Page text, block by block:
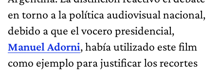
en torno a la política audiovisual nacional,
debido a que el vocero presidencial,
Manuel Adorni, había utilizado este film
como ejemplo para justificar los recortes